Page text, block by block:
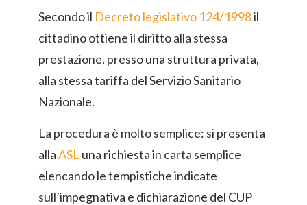
Secondo il Decreto legislativo 124/1998il
cittadino ottiene il diritto alla stessa
prestazione, presso una struttura privata,
alla stessa tariffa del Servizio Sanitario
Nazionale.
La procedura è molto semplice: si presenta
allaASL una richiesta in carta semplice
elencando le tempistiche indicate
sull’impegnativa e dichiarazione del CUP